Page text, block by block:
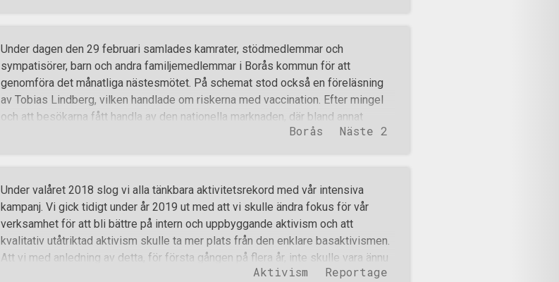
ungefär 45 minuter dök plötsligt polisen upp. De såg att allt gick fredligt och
lugnt till och satte sig därför i bilen igen. Efter omkring 2 timmar, när aktionen
skulle avslutas, dök Hans Jørgen Lysglimt Johansen (Alliansen) upp för att
hälsa på aktionsdeltagarna efter att själv ha anordnat en liten marknad i staden i
solidaritet med den mördade kvinnan. Ursprunglige
Under dagen den 29 februari samlades kamrater, stödmedlemmar och
sympatisörer, barn och andra familjemedlemmar i Borås kommun för att
genomföra det månatliga nästesmötet. På schemat stod också en föreläsning
av Tobias Lindberg, vilken handlade om riskerna med vaccination. Efter mingel
och att besökarna fått handla av den nationella marknaden, där bland annat
kampboden och Midgård fanns representerade, så vad det dags för själva
till dem. Lindberg gick igenom vaccinets historia och dess falska fasad där
läkare med både pengar och prestige skrivit historia som helt, eller delvis,
saknat vetenskapliga bevis gällande vaccinationer och dess påverkan på
människan. Lindberg visade samband med användningen utav miljögiftet DDT
och exempelvis polio. Under en paus åt man god lunch, drack kaffe och fikade.
Borås Näste 2
Under valåret 2018 slog vi alla tänkbara aktivitetsrekord med vår intensiva
kampanj. Vi gick tidigt under år 2019 ut med att vi skulle ändra fokus för vår
verksamhet för att bli bättre på intern och uppbyggande aktivism och att
kvalitativ utåtriktad aktivism skulle ta mer plats från den enklare basaktivismen.
Att vi med anledning av detta, för första gången på flera år, inte skulle vara ännu
mer kvantitativt aktiva än året innan, var alltså redan på förhand givet. Jag lovade
Aktivism Reportage